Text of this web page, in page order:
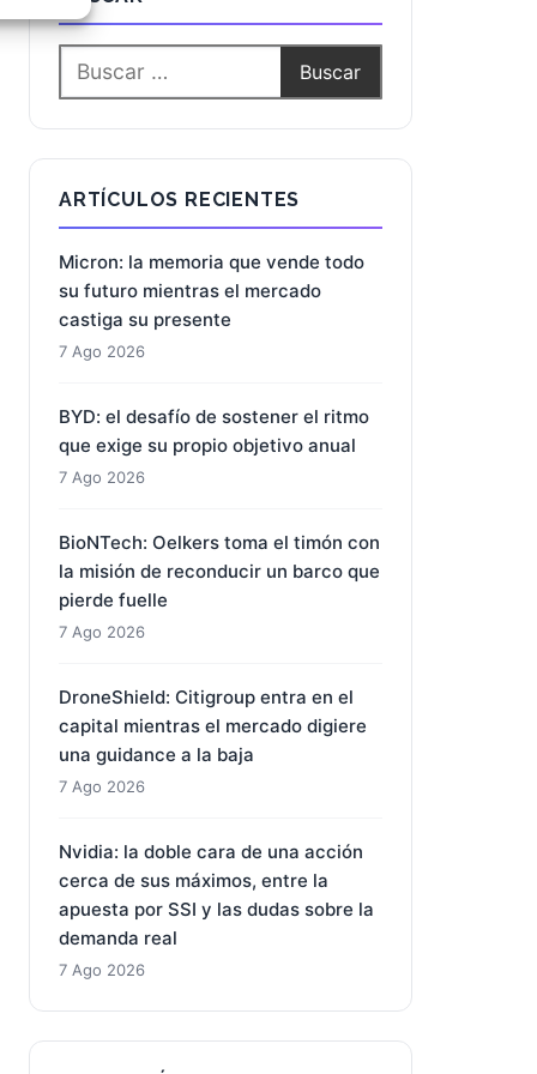
activo
ARTÍCULOS RECIENTES
Micron: la memoria que vende todo
su futuro mientras el mercado
castiga su presente
7 Ago 2026
BYD: el desafío de sostener el ritmo
que exige su propio objetivo anual
7 Ago 2026
BioNTech: Oelkers toma el timón con
la misión de reconducir un barco que
pierde fuelle
7 Ago 2026
DroneShield: Citigroup entra en el
capital mientras el mercado digiere
una guidance a la baja
7 Ago 2026
Nvidia: la doble cara de una acción
cerca de sus máximos, entre la
apuesta por SSI y las dudas sobre la
demanda real
7 Ago 2026